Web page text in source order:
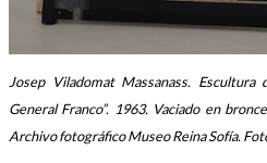
Josep Viladomat Massanass.
General Franco”. 1963. Vaciado en
Archivo fotográfico Museo Reina Sofía.